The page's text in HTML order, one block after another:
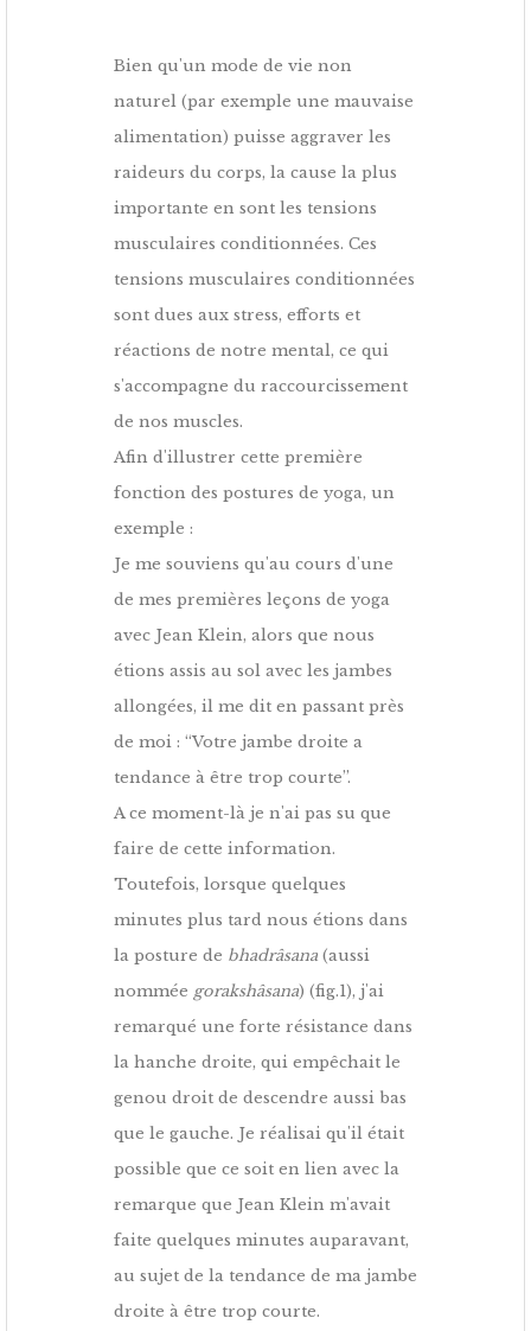
Bien qu'un mode de vie non
naturel (par exemple une mauvaise
alimentation) puisse aggraver les
raideurs du corps, la cause la plus
importante en sont les tensions
musculaires conditionnées. Ces
tensions musculaires conditionnées
sont dues aux stress, efforts et
réactions de notre mental, ce qui
s'accompagne du raccourcissement
de nos muscles.
Afin d'illustrer cette première
fonction des postures de yoga, un
exemple :
Je me souviens qu'au cours d'une
de mes premières leçons de yoga
avec Jean Klein, alors que nous
étions assis au sol avec les jambes
allongées, il me dit en passant près
de moi : “Votre jambe droite a
tendance à être trop courte”.
A ce moment-là je n'ai pas su que
faire de cette information.
Toutefois, lorsque quelques
minutes plus tard nous étions dans
la posture de bhadrâsana (aussi
nommée gorakshâsana) (fig.1), j'ai
remarqué une forte résistance dans
la hanche droite, qui empêchait le
genou droit de descendre aussi bas
que le gauche. Je réalisai qu'il était
possible que ce soit en lien avec la
remarque que Jean Klein m'avait
faite quelques minutes auparavant,
au sujet de la tendance de ma jambe
droite à être trop courte.